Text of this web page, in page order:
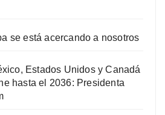
se está acercando a nosotros
Estados Unidos y Canadá
hasta el 2036: Presidenta